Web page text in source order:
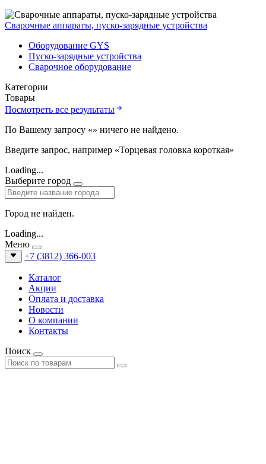
Сварочные аппараты, пуско-зарядные устройства
Оборудование GYS
Пуско-зарядные устройства
Сварочное оборудование
Категории
Товары
Посмотреть все результаты
По Вашему запросу «» ничего не найдено.
Введите запрос, например «Торцевая головка короткая»
Loading...
Выберите город
Город не найден.
Loading...
Меню
+7 (3812) 366-003
Каталог
Акции
Оплата и доставка
Новости
О компании
Контакты
Поиск